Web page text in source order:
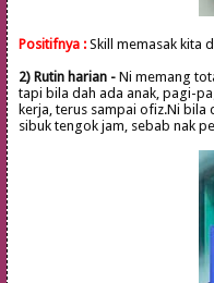
Positifnya : Skill memasak kita
2) Rutin harian - Ni memang
tapi bila dah ada anak, pagi-
kerja, terus sampai ofiz.Ni
sibuk tengok jam, sebab nak